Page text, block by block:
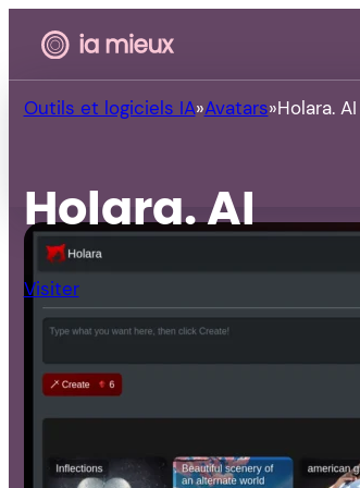
Outils et logiciels IA Avatars Holara. AI
Holara. AI
Visiter